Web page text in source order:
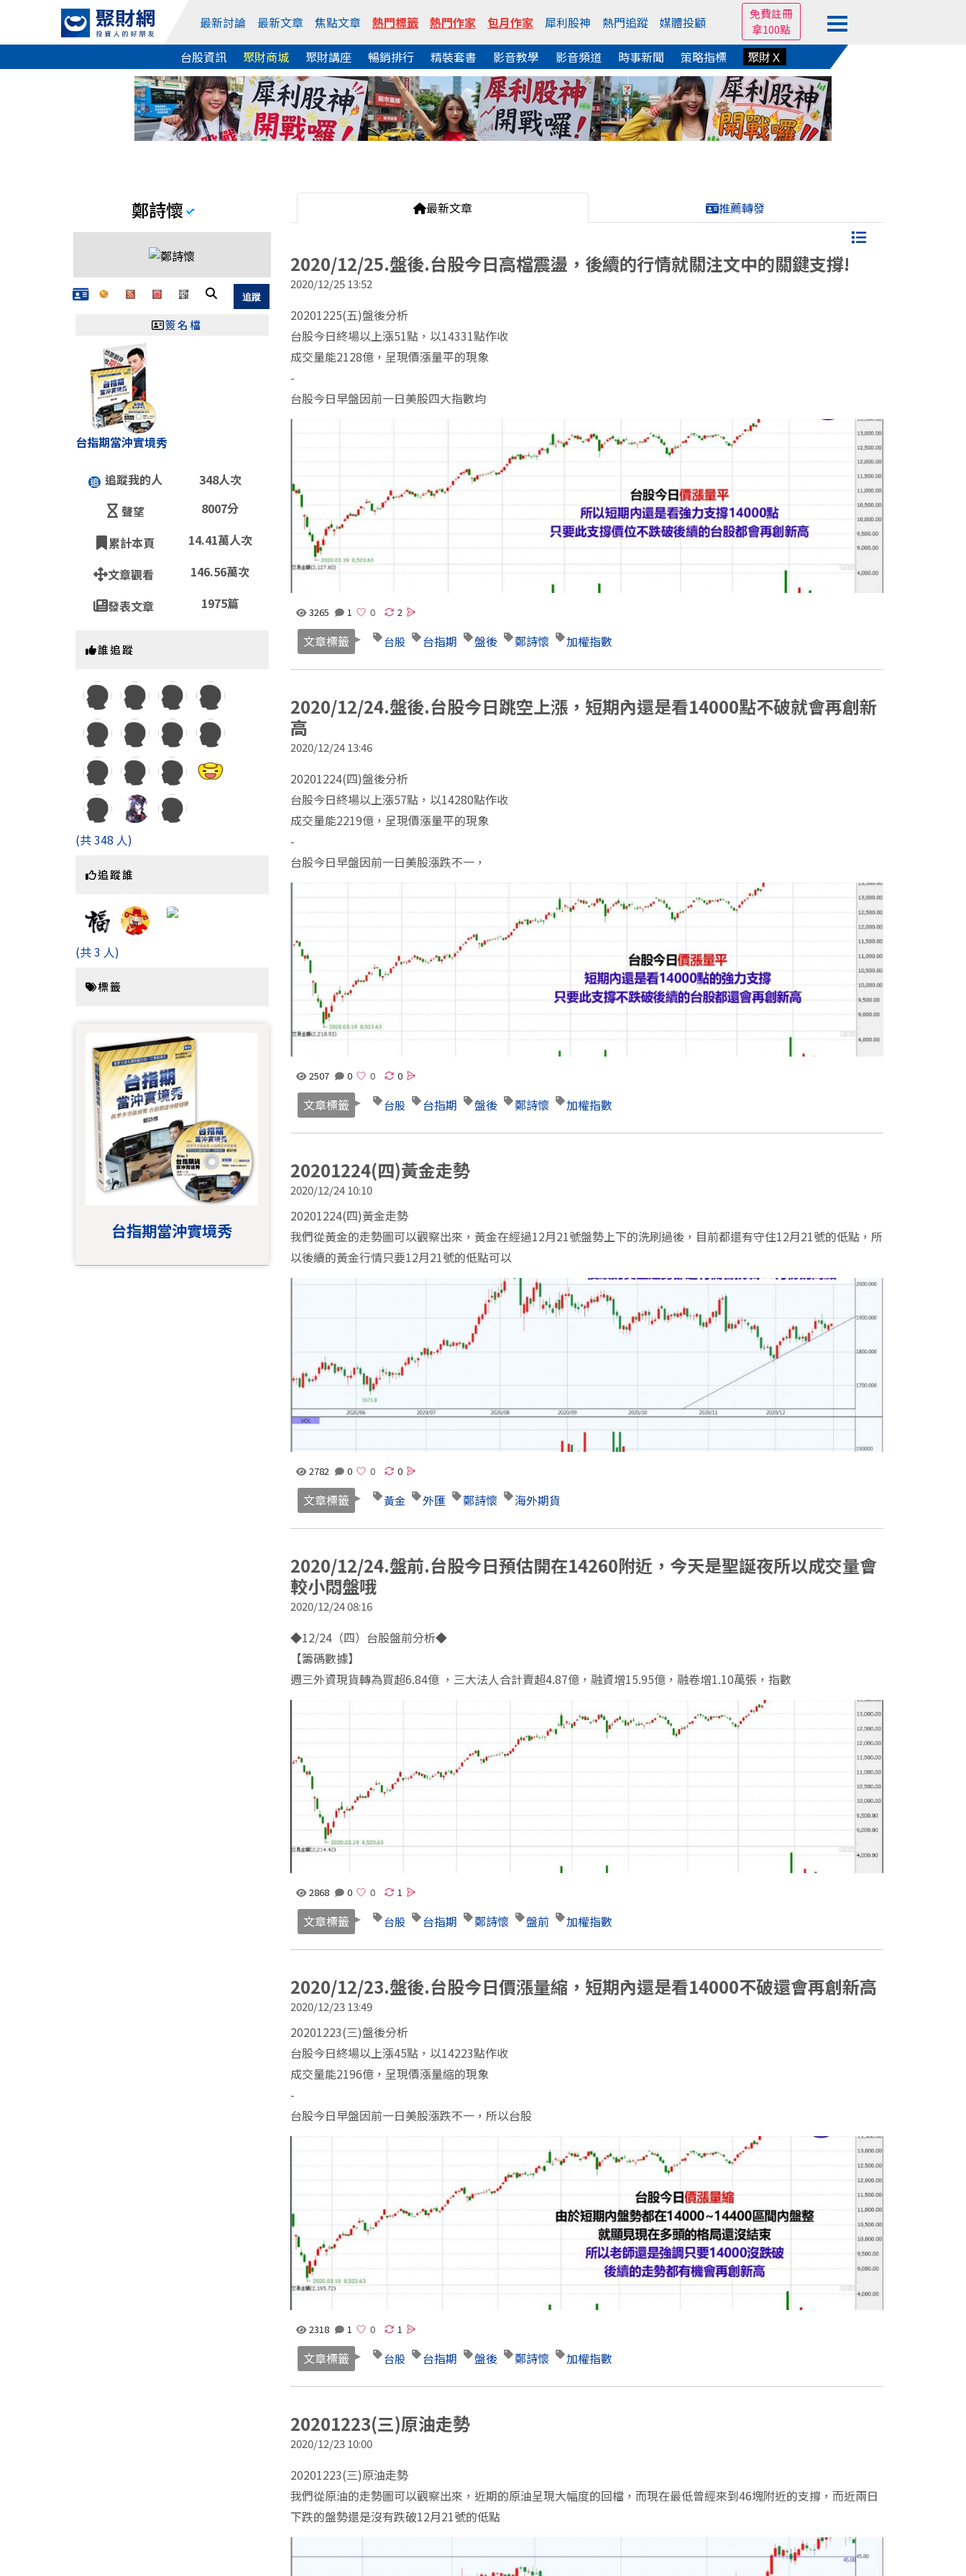
最新討論 最新文章 焦點文章 熱門標籤 熱門作家 包月作家 犀利股神 熱門追蹤 媒體投顧
免費註冊
拿100點
台股資訊 聚財商城 聚財講座 暢銷排行 精裝套書 影音教學 影音頻道 時事新聞 策略指標 聚財Ｘ
鄭詩懷
QR Code
https://www.wearn.com/blog.asp?id=109180
簽名檔
台指期當沖實境秀
追蹤我的人
348人次
聲望
8007分
累計本頁
14.41萬人次
文章觀看
146.56萬次
發表文章
1975篇
誰追蹤
(共 348 人)
追蹤誰
(共 3 人)
標籤
台指期當沖實境秀
最新文章 推薦轉發
2020/12/25.盤後.台股今日高檔震盪，後續的行情就關注文中的關鍵支撐!
2020/12/25 13:52
20201225(五)盤後分析
台股今日終場以上漲51點，以14331點作收
成交量能2128億，呈現價漲量平的現象
-
台股今日早盤因前一日美股四大指數均
3265 1 2
文章標籤 台股 台指期 盤後 鄭詩懷 加權指數
2020/12/24.盤後.台股今日跳空上漲，短期內還是看14000點不破就會再創新
高
2020/12/24 13:46
20201224(四)盤後分析
台股今日終場以上漲57點，以14280點作收
成交量能2219億，呈現價漲量平的現象
-
台股今日早盤因前一日美股漲跌不一，
2507 0 0
文章標籤 台股 台指期 盤後 鄭詩懷 加權指數
20201224(四)黃金走勢
2020/12/24 10:10
20201224(四)黃金走勢
我們從黃金的走勢圖可以觀察出來，黃金在經過12月21號盤勢上下的洗刷過後，目前都還有守住12月21號的低點，所
以後續的黃金行情只要12月21號的低點可以
2782 0 0
文章標籤 黃金 外匯 鄭詩懷 海外期貨
2020/12/24.盤前.台股今日預估開在14260附近，今天是聖誕夜所以成交量會
較小悶盤哦
2020/12/24 08:16
◆12/24（四）台股盤前分析◆
【籌碼數據】
週三外資現貨轉為買超6.84億 ，三大法人合計賣超4.87億，融資增15.95億，融卷增1.10萬張，指數
2868 0 1
文章標籤 台股 台指期 鄭詩懷 盤前 加權指數
2020/12/23.盤後.台股今日價漲量縮，短期內還是看14000不破還會再創新高
2020/12/23 13:49
20201223(三)盤後分析
台股今日終場以上漲45點，以14223點作收
成交量能2196億，呈現價漲量縮的現象
-
台股今日早盤因前一日美股漲跌不一，所以台股
2318 1 1
文章標籤 台股 台指期 盤後 鄭詩懷 加權指數
20201223(三)原油走勢
2020/12/23 10:00
20201223(三)原油走勢
我們從原油的走勢圖可以觀察出來，近期的原油呈現大幅度的回檔，而現在最低曾經來到46塊附近的支撐，而近兩日
下跌的盤勢還是沒有跌破12月21號的低點